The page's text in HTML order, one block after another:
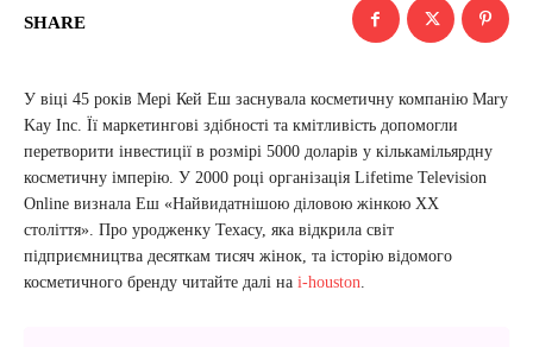
SHARE
У віці 45 років Мері Кей Еш заснувала косметичну компанію Mary
Kay Inc. Її маркетингові здібності та кмітливість допомогли
перетворити інвестиції в розмірі 5000 доларів у кількамільярдну
косметичну імперію. У 2000 році організація Lifetime Television
Online визнала Еш «Найвидатнішою діловою жінкою XX
століття». Про уродженку Техасу, яка відкрила світ
підприємництва десяткам тисяч жінок, та історію відомого
косметичного бренду читайте далі на i-houston